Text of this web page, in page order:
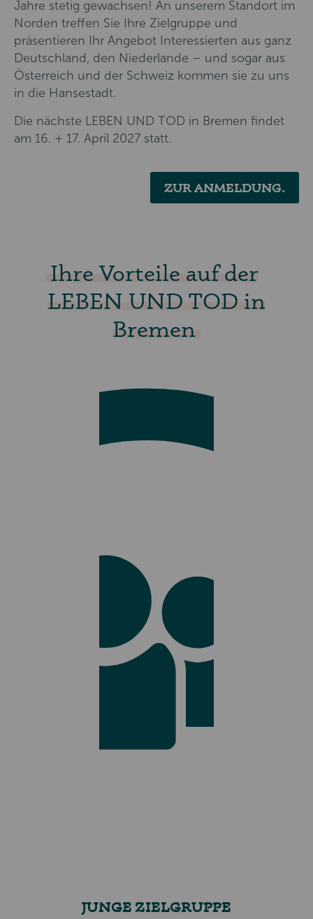
Jahre stetig gewachsen! An unserem Standort im
Norden treffen Sie Ihre Zielgruppe und
präsentieren Ihr Angebot Interessierten aus ganz
Deutschland, den Niederlande – und sogar aus
Österreich und der Schweiz kommen sie zu uns
in die Hansestadt.
Die nächste LEBEN UND TOD in Bremen findet
am 16. + 17. April 2027 statt.
ZUR ANMELDUNG.
Ihre Vorteile auf der
LEBEN UND TOD in
Bremen
JUNGE ZIELGRUPPE